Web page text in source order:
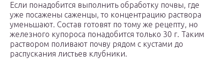
Если понадобится выполнить обработку почвы, где
уже посажены саженцы, то концентрацию раствора
уменьшают. Состав готовят по тому же рецепту, но
железного купороса понадобится только 30 г. Таким
раствором поливают почву рядом с кустами до
распускания листьев клубники.